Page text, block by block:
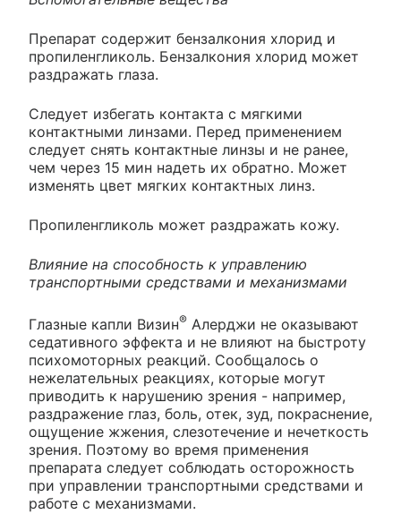
Препарат содержит бензалкония хлорид и
пропиленгликоль. Бензалкония хлорид может
раздражать глаза.
Следует избегать контакта с мягкими
контактными линзами. Перед применением
следует снять контактные линзы и не ранее,
чем через 15 мин надеть их обратно. Может
изменять цвет мягких контактных линз.
Пропиленгликоль может раздражать кожу.
Влияние на способность к управлению
транспортными средствами и механизмами
Глазные капли Визин® Алерджи не оказывают
седативного эффекта и не влияют на быстроту
психомоторных реакций. Сообщалось о
нежелательных реакциях, которые могут
приводить к нарушению зрения - например,
раздражение глаз, боль, отек, зуд, покраснение,
ощущение жжения, слезотечение и нечеткость
зрения. Поэтому во время применения
препарата следует соблюдать осторожность
при управлении транспортными средствами и
работе с механизмами.